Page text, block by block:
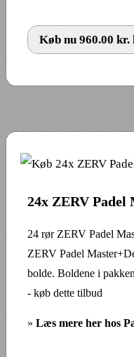
Køb nu 960.00 kr.
24x ZERV Padel
24 rør ZERV Padel
ZERV Padel
bolde. Boldene i
- køb dette tilbud
» Læs mere her hos